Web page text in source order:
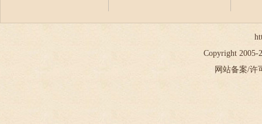
Copyright 2005-
网站备案/许